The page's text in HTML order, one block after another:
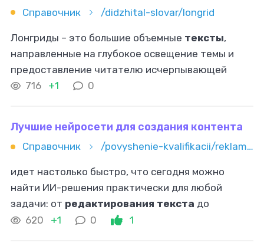
Справочник /didzhital-slovar/longrid
Лонгриды – это большие объемные тексты,
направленные на глубокое освещение темы и
предоставление читателю исчерпывающей
информации. Они отличаются от стандартных
716 +1 0
Лучшие нейросети для создания контента
Справочник /povyshenie-kvalifikacii/reklama-i-marketing/kontent-marketing/top-neyrosetey-dlya-sozdaniya-kontenta-teksty-izobrajeniya-video
идет настолько быстро, что сегодня можно
найти ИИ-решения практически для любой
задачи: от редактирования текста до
создания полноценного художественного
620 +1 0 1